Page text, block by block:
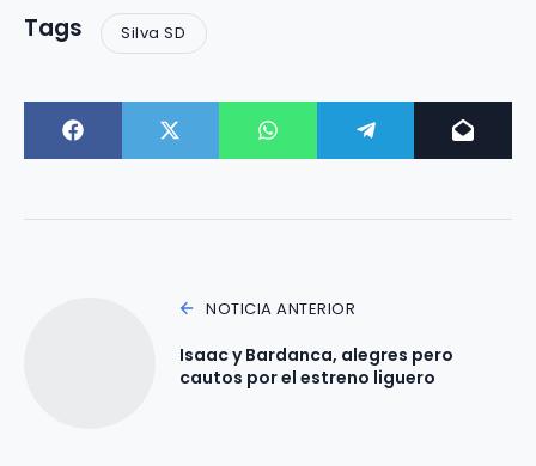
Tags Silva SD
NOTICIA ANTERIOR
Isaac y Bardanca, alegres pero
cautos por el estreno liguero